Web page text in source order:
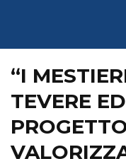
“I
TEVERE